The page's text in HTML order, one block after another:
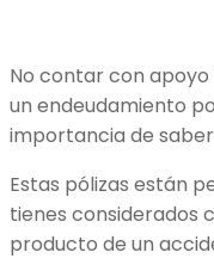
No contar con
un endeudamiento
importancia de
Estas pólizas están
tienes considerados
producto de un